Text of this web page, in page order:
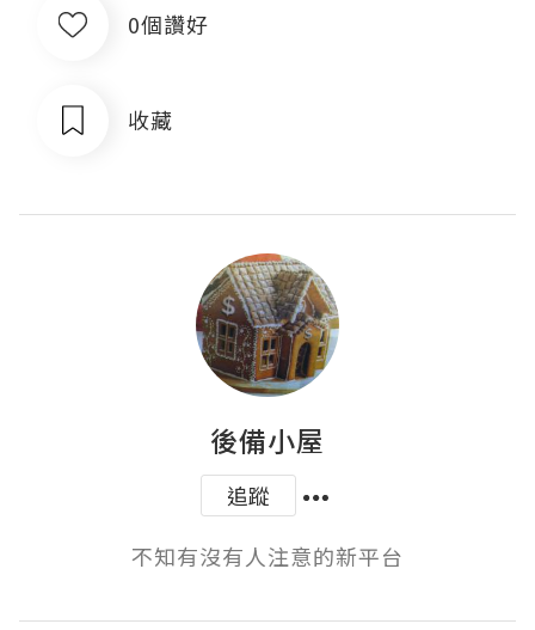
0個讚好
收藏
後備小屋
追蹤
不知有沒有人注意的新平台